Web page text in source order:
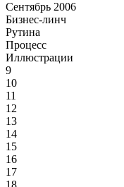
Сентябрь 2006
Бизнес-линч
Рутина
Процесс
Иллюстрации
9
10
11
12
13
14
15
16
17
18